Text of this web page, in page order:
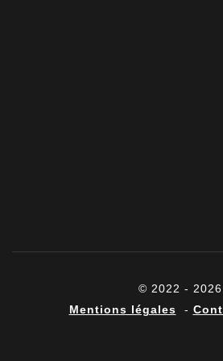
© 2022 - 2026
Mentions légales -